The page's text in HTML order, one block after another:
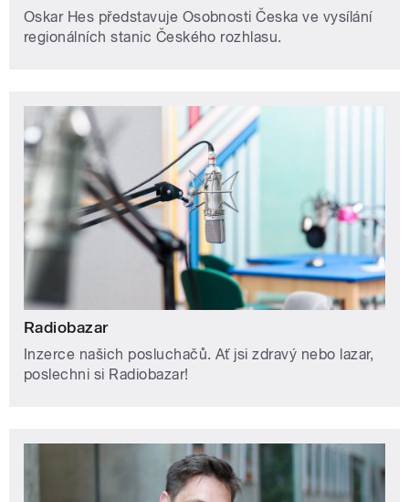
Oskar Hes představuje Osobnosti Česka ve vysílání
regionálních stanic Českého rozhlasu.
Radiobazar
Inzerce našich posluchačů. Ať jsi zdravý nebo lazar,
poslechni si Radiobazar!